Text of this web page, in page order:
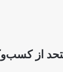
از